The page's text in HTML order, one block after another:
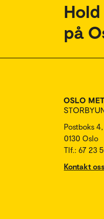
på
Postboks
0130 Oslo
Tlf.: 67 23
Kontakt oss